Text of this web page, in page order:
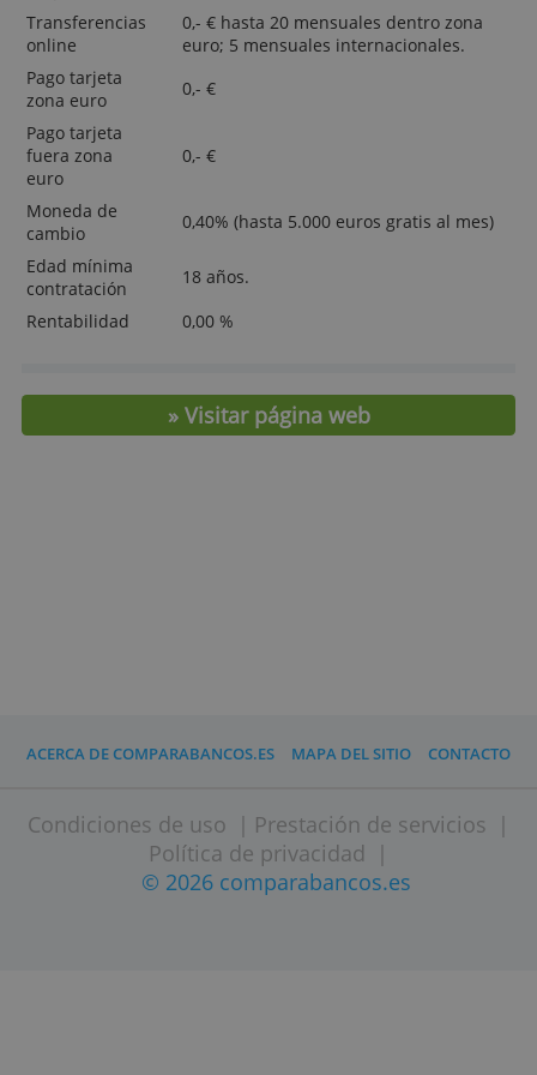
internacionales mensuales sin comisiones.
> Abre la Cuenta Freelancer Revolut
Tarifas y características
Tipo Sin Nómina
Mantenimiento
420,- € anuales.
Transferencias 0,- € hasta 20 mensuales dentro
euro; 5 mensuales internacionales.
» Visitar página web
MOSTRAR DETALLES